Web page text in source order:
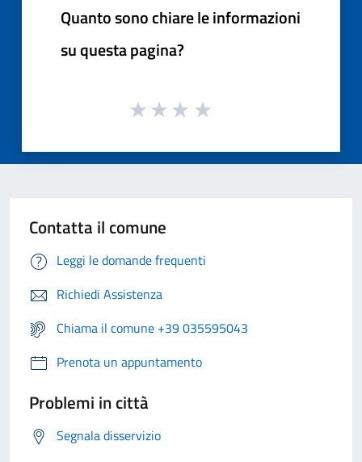
Quanto sono chiare le informazioni
su questa pagina?
Contatta il comune
Leggi le domande frequenti
Richiedi Assistenza
Chiama il comune +39 035595043
Prenota un appuntamento
Problemi in città
Segnala disservizio